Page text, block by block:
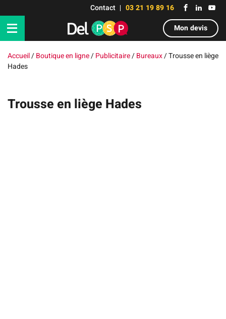
Contact
03 21 19 89 16
Mon devis
Accueil/Boutique en ligne/Publicitaire/Bureaux/Trousse en liège
Hades
Trousse en liège Hades